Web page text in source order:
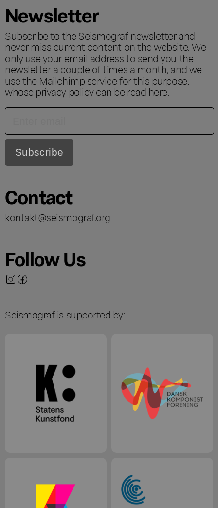
Newsletter
Subscribe to the Seismograf newsletter and
never miss current content on the website. We
only use your email address to send you the
newsletter a couple of times a month, and we
use the Mailchimp service for this purpose,
whose privacy policy can be read here.
Contact
kontakt@seismograf.org
Follow Us
Seismograf is supported by: